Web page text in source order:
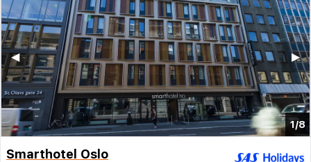
1/8
▶︎
◀︎
Smarthotel Oslo